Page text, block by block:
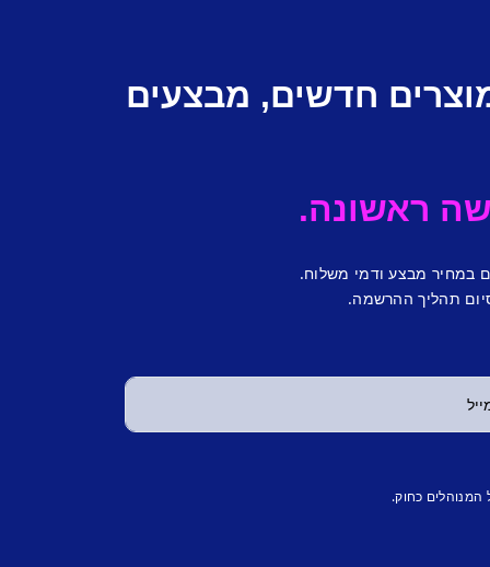
חדשים, מבצעים
במחיר מבצע ודמי משלוח.
תהליך ההרשמה.
המנוהלים כחוק.